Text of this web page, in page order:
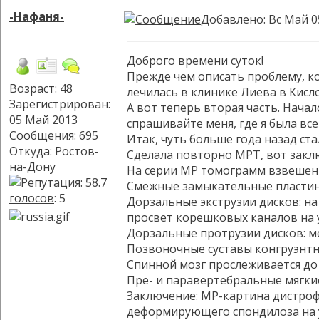
-Нафаня-
Возраст: 48
Зарегистрирован:
05 Май 2013
Сообщения: 695
Откуда: Ростов-
на-Дону
голосов: 5
Добавлено: Вс Май
Доброго времени суток!
Прежде чем описать проблему,
лечилась в клинике Лиева в
А вот теперь вторая часть.
спрашивайте меня, где я была
Итак, чуть больше года назад
Сделала повторно МРТ, вот
На серии МР томограмм
Смежные замыкательные
Дорзальные экструзии дисков:
просвет корешковых каналов на
Дорзальные протрузии дисков:
Позвоночные суставы
Спинной мозг прослеживается
Пре- и паравертебральные
Заключение: МР-картина
деформирующего спондилоза на